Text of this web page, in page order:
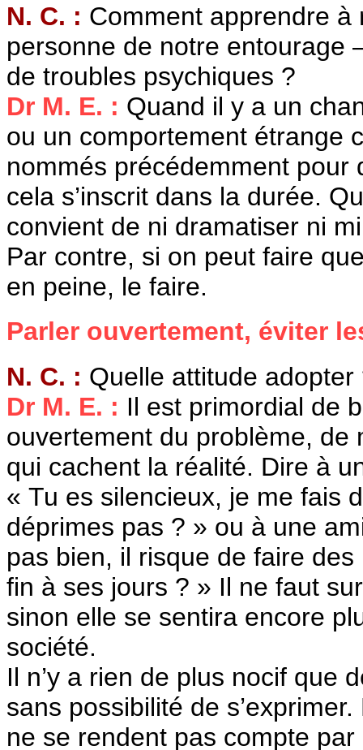
N. C. : Comment apprendre à
personne de notre entourage
de troubles psychiques ?
Dr M. E. : Quand il y a un
ou un comportement étrange
nommés précédemment
cela s’inscrit dans la durée.
convient de ni dramatiser ni
Par contre, si on peut faire
en peine, le faire.
Parler ouvertement, éviter
N. C. : Quelle attitude adopter
Dr M. E. : Il est primordial de
ouvertement du problème, de
qui cachent la réalité. Dire à
« Tu es silencieux, je me fais
déprimes pas ? » ou à une
pas bien, il risque de faire
fin à ses jours ? » Il ne faut
sinon elle se sentira encore
société.
Il n’y a rien de plus nocif que
sans possibilité de
ne se rendent pas compte